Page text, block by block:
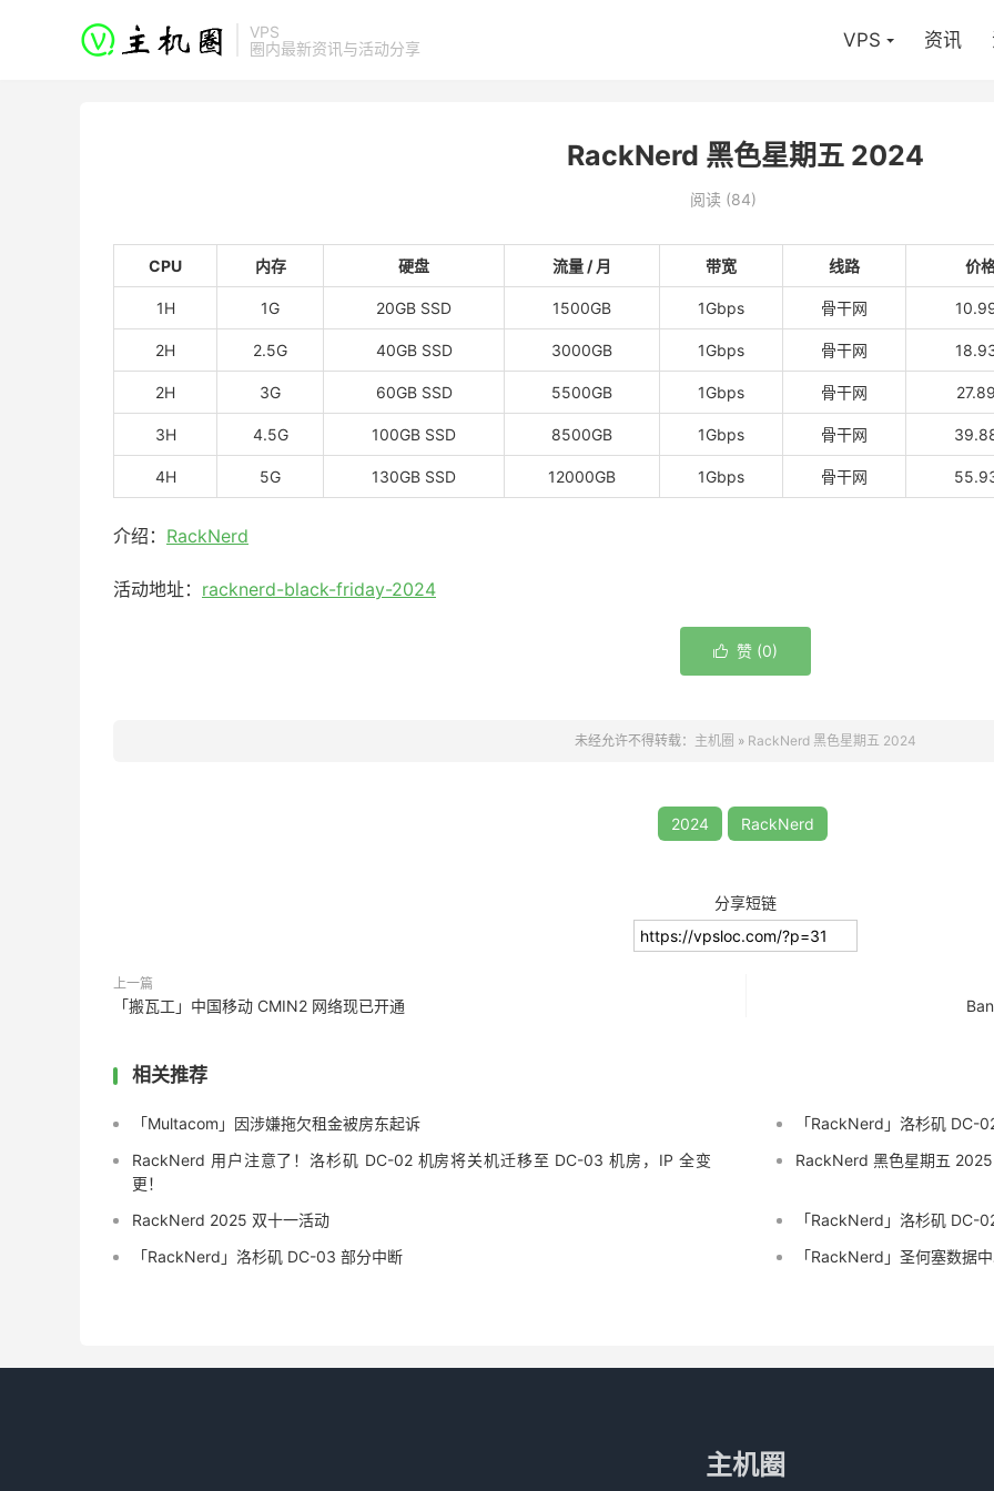
VPS
圈内最新资讯与活动分享
VPS 资讯
RackNerd 黑色星期五 2024
阅读 (84)
CPU 内存 硬盘 流量 / 月 带宽 线路 价
1H 1G 20GB SSD 1500GB 1Gbps 骨干网
2H 2.5G 40GB SSD 3000GB 1Gbps 骨干网
2H 3G 60GB SSD 5500GB 1Gbps 骨干网
3H 4.5G 100GB SSD 8500GB 1Gbps 骨干网
4H 5G 130GB SSD 12000GB 1Gbps 骨干网
介绍： RackNerd
活动地址： racknerd-black-friday-2024
 赞 (0)
未经允许不得转载： 主机圈 » RackNerd 黑色星期五 2024
2024 RackNerd
分享短链
上一篇
「搬瓦工」中国移动 CMIN2 网络现已开通
相关推荐
「Multacom」因涉嫌拖欠租金被房东起诉
「RackNerd」洛杉矶 DC-
RackNerd 用户注意了！洛杉矶 DC-02 机房将关机迁移至 DC-03 机房，IP 全变
更！
RackNerd 黑色星期五 2025
RackNerd 2025 双十一活动
「RackNerd」洛杉矶 DC-
「RackNerd」洛杉矶 DC-03 部分中断
「RackNerd」圣何塞数据
主机圈